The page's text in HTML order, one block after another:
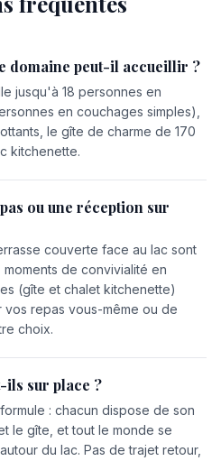
domaine peut-il accueillir ?
jusqu'à 18 personnes en
en couchages simples),
le gîte de charme de 170
kitchenette.
ou une réception sur
couverte face au lac sont
de convivialité en
(gîte et chalet kitchenette)
repas vous-même ou de
choix.
ils sur place ?
: chacun dispose de son
le gîte, et tout le monde se
du lac. Pas de trajet retour,